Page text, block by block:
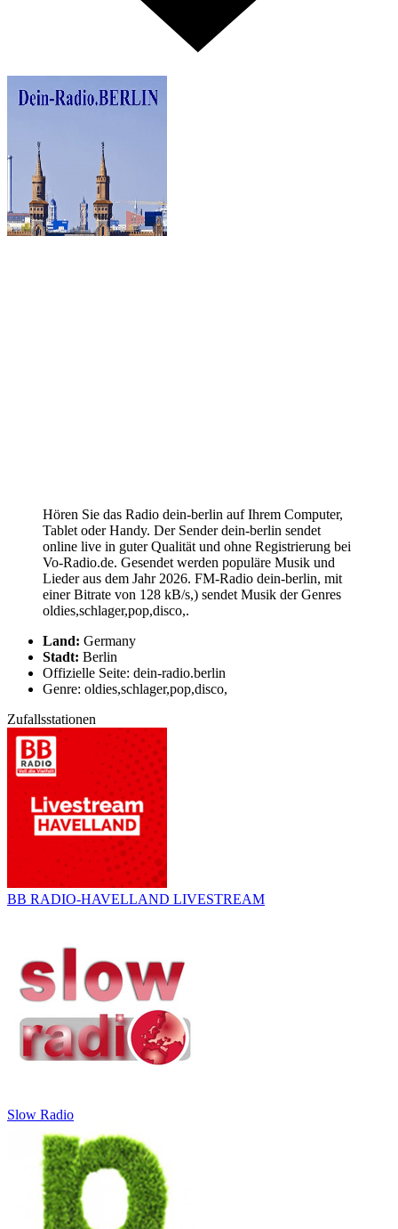
Hören Sie das Radio dein-berlin auf Ihrem Computer,
Tablet oder Handy. Der Sender dein-berlin sendet
online live in guter Qualität und ohne Registrierung bei
Vo-Radio.de. Gesendet werden populäre Musik und
Lieder aus dem Jahr 2026. FM-Radio dein-berlin, mit
einer Bitrate von 128 kB/s,) sendet Musik der Genres
oldies,schlager,pop,disco,.
Land: Germany
Stadt: Berlin
Offizielle Seite: dein-radio.berlin
Genre: oldies,schlager,pop,disco,
Zufallsstationen
BB RADIO-HAVELLAND LIVESTREAM
Slow Radio